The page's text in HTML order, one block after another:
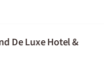
De Luxe Hotel &